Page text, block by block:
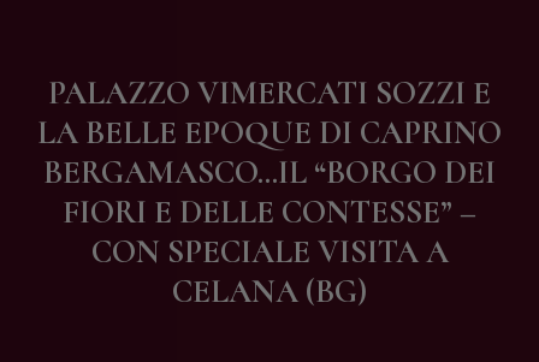
PALAZZO VIMERCATI SOZZI E
LA BELLE EPOQUE DI CAPRINO
BERGAMASCO…IL “BORGO DEI
FIORI E DELLE CONTESSE” –
CON SPECIALE VISITA A
CELANA (BG)
Contatti